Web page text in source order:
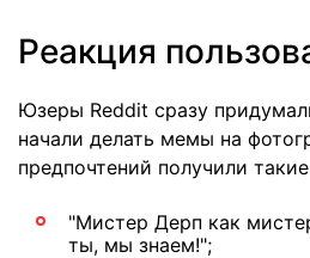
Реакция
Юзеры Reddit сразу
начали делать мемы на
предпочтений получили
"Мистер Дерп как
ты, мы знаем!";